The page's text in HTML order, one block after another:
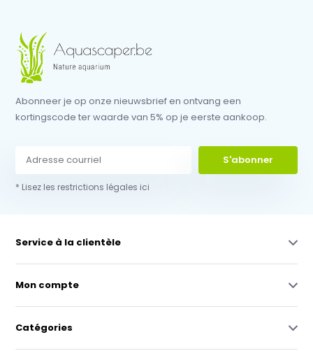
Abonneer je op onze nieuwsbrief en ontvang een
kortingscode ter waarde van 5% op je eerste aankoop.
S'abonner
* Lisez les restrictions légales ici
Service à la clientèle
Mon compte
Catégories